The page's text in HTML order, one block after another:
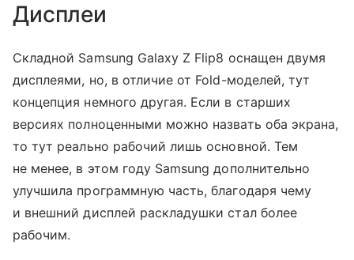
Дисплеи
Складной Samsung Galaxy Z Flip8 оснащен двумя
дисплеями, но, в отличие от Fold-моделей, тут
концепция немного другая. Если в старших
версиях полноценными можно назвать оба экрана,
то тут реально рабочий лишь основной. Тем
не менее, в этом году Samsung дополнительно
улучшила программную часть, благодаря чему
и внешний дисплей раскладушки стал более
рабочим.